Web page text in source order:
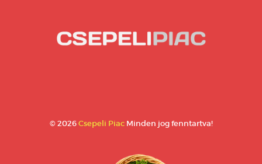
© 2026Csepeli PiacMinden jog fenntartva!